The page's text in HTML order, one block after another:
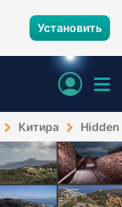
Установить
Китира Hidden